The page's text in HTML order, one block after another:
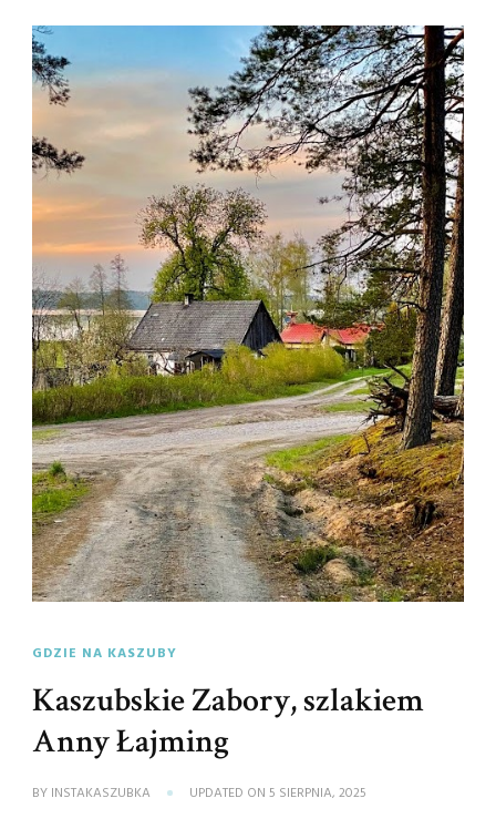
GDZIE NA KASZUBY
Kaszubskie Zabory, szlakiem
Anny Łajming
BY INSTAKASZUBKA UPDATED ON 5 SIERPNIA, 2025